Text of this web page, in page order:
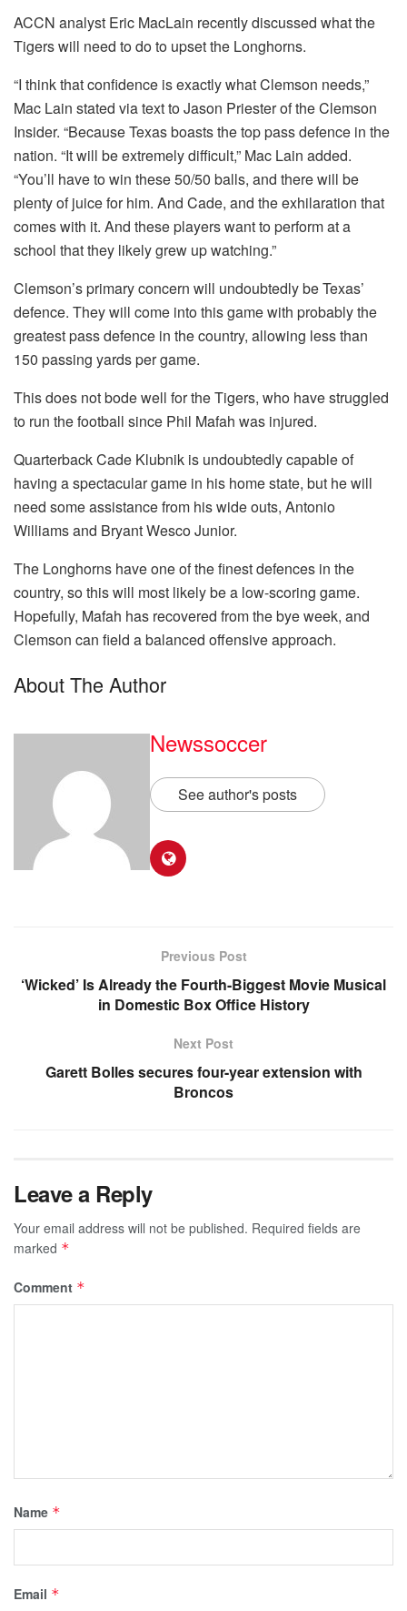
ACCN analyst Eric MacLain recently discussed what the
Tigers will need to do to upset the Longhorns.
“I think that confidence is exactly what Clemson needs,”
Mac Lain stated via text to Jason Priester of the Clemson
Insider. “Because Texas boasts the top pass defence in the
nation. “It will be extremely difficult,” Mac Lain added.
“You’ll have to win these 50/50 balls, and there will be
plenty of juice for him. And Cade, and the exhilaration that
comes with it. And these players want to perform at a
school that they likely grew up watching.”
Clemson’s primary concern will undoubtedly be Texas’
defence. They will come into this game with probably the
greatest pass defence in the country, allowing less than
150 passing yards per game.
This does not bode well for the Tigers, who have struggled
to run the football since Phil Mafah was injured.
Quarterback Cade Klubnik is undoubtedly capable of
having a spectacular game in his home state, but he will
need some assistance from his wide outs, Antonio
Williams and Bryant Wesco Junior.
The Longhorns have one of the finest defences in the
country, so this will most likely be a low-scoring game.
Hopefully, Mafah has recovered from the bye week, and
Clemson can field a balanced offensive approach.
About The Author
Newssoccer
See author's posts
Previous Post
‘Wicked’ Is Already the Fourth-Biggest Movie Musical
in Domestic Box Office History
Next Post
Garett Bolles secures four-year extension with
Broncos
Leave a Reply
Your email address will not be published. Required fields are
marked *
Comment *
Name *
Email *